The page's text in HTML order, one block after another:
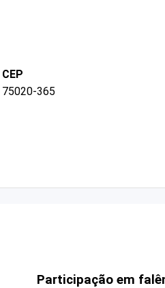
CEP
75020-365
Participação em